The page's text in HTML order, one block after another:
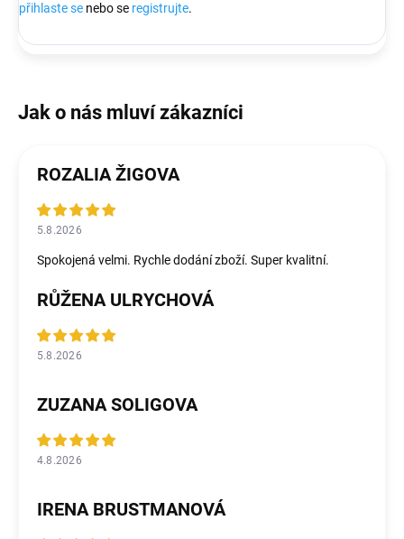
přihlaste se nebo se registrujte.
ROZALIA ŽIGOVA
5.8.2026
Spokojená velmi. Rychle dodání zboží. Super kvalitní.
RŮŽENA ULRYCHOVÁ
5.8.2026
ZUZANA SOLIGOVA
4.8.2026
IRENA BRUSTMANOVÁ